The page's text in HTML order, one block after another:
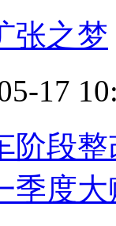
张之梦
17
阶段
季度大